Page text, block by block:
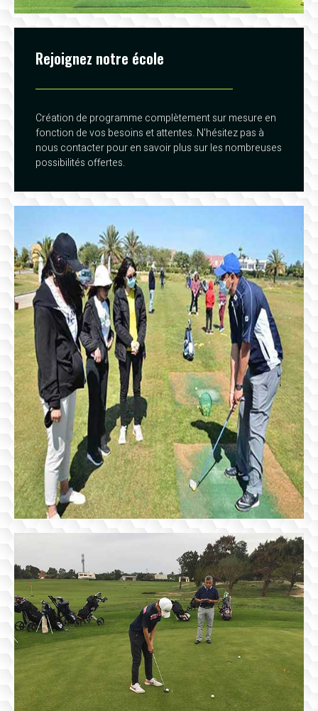
Rejoignez notre école
Création de programme complètement sur mesure en
fonction de vos besoins et attentes. N'hésitez pas à
nous contacter pour en savoir plus sur les nombreuses
possibilités offertes.